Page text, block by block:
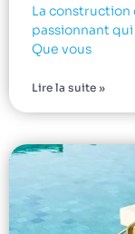
La construction
passionnant
Que vous
Lire la suite »